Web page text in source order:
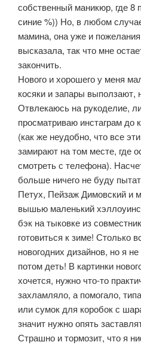
собственный маникюр, где 8
синие %)) Но, в любом
мамина, она уже и
высказала, так что мне
закончить.
Нового и хорошего у меня
косяки и запары выползают,
Отвлекаюсь на рукоделие,
просматриваю инстаграм до
(как же неудобно, что все
замирают на том месте, где
смотреть с телефона).
больше ничего не буду
Петух, Пейзаж Димовский и
вышью маленький
бэк на тыковке из
готовиться к зиме! Столько
новогодних дизайнов, но я
потом деть! В картинки
хочется, нужно что-то
захламляло, а помогало,
или сумок для коробок с
значит нужно опять
Страшно и тормозит, что я